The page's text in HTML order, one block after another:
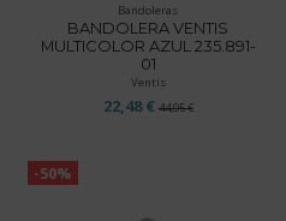
Bandoleras
BANDOLERA VENTIS
MULTICOLOR AZUL 235.891-
01
Ventis
22,48 € 44,95 €
-50%